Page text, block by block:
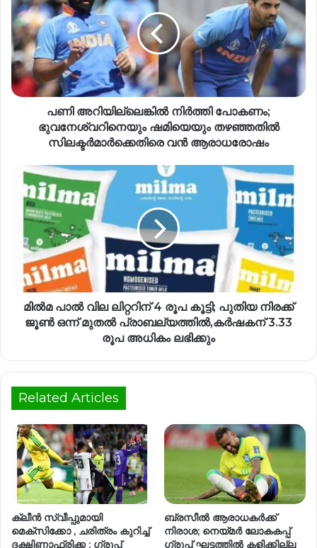
പണി അറിയില്ലെങ്കിൽ നിർത്തി പോകണം;
ഭുവനേശ്വറിനെയും ഷമിയെയും തഴഞ്ഞതിൽ
സിലക്ടർമാർക്കെതിരെ വൻ ആരാധരോഷം
മില്‍മ പാല്‍ വില ലിറ്ററിന് 4 രൂപ കൂട്ടി; പുതിയ നിരക്ക്
ജൂണ്‍ ഒന്ന് മുതല്‍ പ്രാബല്യത്തില്‍,കര്‍ഷകന് 3.33
രൂപ അധികം ലഭിക്കും
Related Articles
ക്ലീൻ സ്വീപ്പുമായി
മെക്സിക്കോ , ചരിത്രം കുറിച്ച്
ദക്ഷിണാഫ്രിക്ക ; ഗ്രൂപ്പ്
ബ്രസീൽ ആരാധകർക്ക്
നിരാശ; നെയ്മർ ലോകകപ്പ്
ഗ്രൂപ്പ് ഘട്ടത്തിൽ കളിക്കില്ല